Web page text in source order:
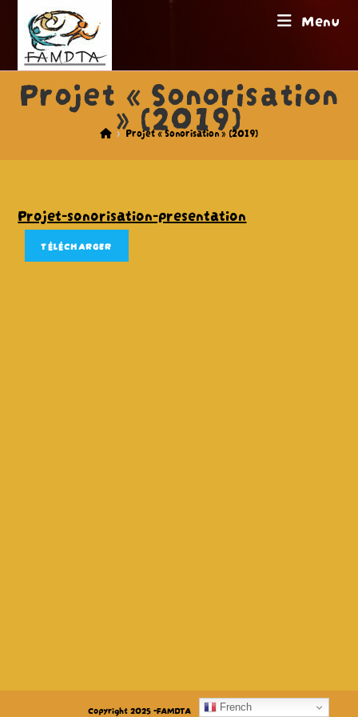
content
Menu
Projet « Sonorisation
» (2019)
> Projet « Sonorisation » (2019)
Projet-sonorisation-presentation
TÉLÉCHARGER
Copyright 2025 -FAMDTA Mentions légales
French